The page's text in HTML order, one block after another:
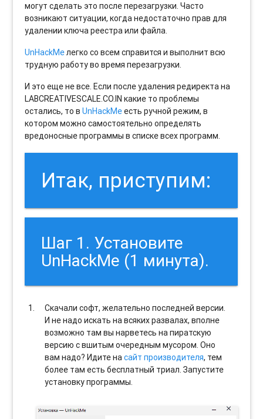
могут сделать это после перезагрузки. Часто
возникают ситуации, когда недостаточно прав для
удалении ключа реестра или файла.
UnHackMeлегко со всем справится и выполнит всю
трудную работу во время перезагрузки.
И это еще не все. Если после удаления редиректа на
LABCREATIVESCALE.CO.IN какие то проблемы
остались, то вUnHackMeесть ручной режим, в
котором можно самостоятельно определять
вредоносные программы в списке всех программ.
Итак, приступим:
Шаг 1. Установите
UnHackMe (1 минута).
Скачали софт, желательно последней версии.
И не надо искать на всяких развалах, вполне
возможно там вы нарветесь на пиратскую
версию с вшитым очередным мусором. Оно
вам надо? Идите насайт производителя, тем
более там есть бесплатный триал. Запустите
установку программы.